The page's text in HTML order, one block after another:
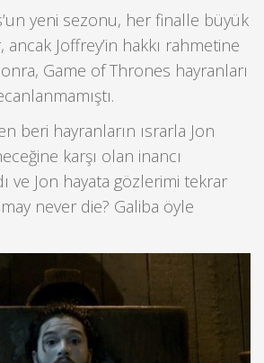
yeni sezonu, her finalle büyük
ancak Joffrey’in hakkı rahmetine
Game of Thrones hayranları
beri hayranların ısrarla Jon
karşı olan inancı
ve Jon hayata gözlerimi tekrar
never die? Galiba öyle